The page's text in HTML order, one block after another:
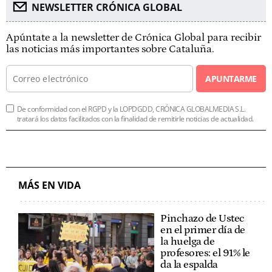
NEWSLETTER CRÓNICA GLOBAL
Apúntate a la newsletter de Crónica Global para recibir
las noticias más importantes sobre Cataluña.
APUNTARME
De conformidad con el RGPD y la LOPDGDD, CRÓNICA GLOBALMEDIA S.L.
tratará los datos facilitados con la finalidad de remitirle noticias de actualidad.
MÁS EN VIDA
Pinchazo de Ustec
en el primer día de
la huelga de
profesores: el 91% le
da la espalda